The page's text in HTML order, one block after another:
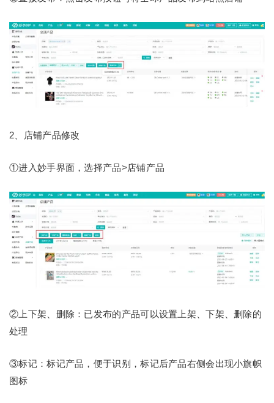
2、店铺产品修改
①进入妙手界面，选择产品>店铺产品
②上下架、删除：已发布的产品可以设置上架、下架、删除的
处理
③标记：标记产品，便于识别，标记后产品右侧会出现小旗帜
图标